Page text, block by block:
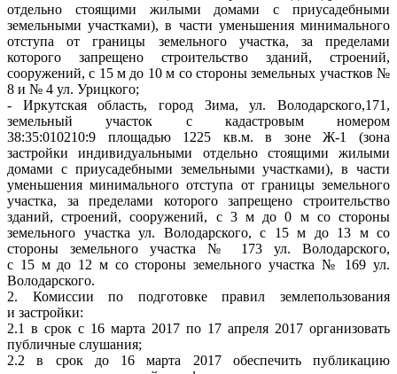
отдельно стоящими жилыми домами с приусадебными
земельными участками), в части уменьшения минимального
отступа от границы земельного участка, за пределами
которого запрещено строительство зданий, строений,
сооружений, с 15 м до 10 м со стороны земельных участков №
8 и № 4 ул. Урицкого;
- Иркутская область, город Зима, ул. Володарского,171,
земельный участок с кадастровым номером
38:35:010210:9 площадью 1225 кв.м. в зоне Ж-1 (зона
застройки индивидуальными отдельно стоящими жилыми
домами с приусадебными земельными участками), в части
уменьшения минимального отступа от границы земельного
участка, за пределами которого запрещено строительство
зданий, строений, сооружений, с 3 м до 0 м со стороны
земельного участка ул. Володарского, с 15 м до 13 м со
стороны земельного участка № 173 ул. Володарского,
с 15 м до 12 м со стороны земельного участка № 169 ул.
Володарского.
2. Комиссии по подготовке правил землепользования
и застройки:
2.1 в срок с 16 марта 2017 по 17 апреля 2017 организовать
публичные слушания;
2.2 в срок до 16 марта 2017 обеспечить публикацию